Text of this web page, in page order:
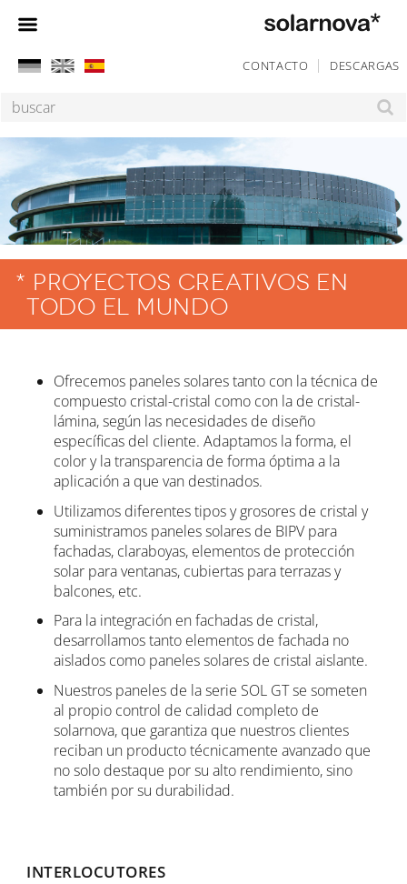
SALTAR
CONTACTO DESCARGAS
Suchbegriffe
PROYECTOS CREATIVOS EN
TODO EL MUNDO
Ofrecemos paneles solares tanto con la técnica de
compuesto cristal-cristal como con la de cristal-
lámina, según las necesidades de diseño
específicas del cliente. Adaptamos la forma, el
color y la transparencia de forma óptima a la
aplicación a que van destinados.
Utilizamos diferentes tipos y grosores de cristal y
suministramos paneles solares de BIPV para
fachadas, claraboyas, elementos de protección
solar para ventanas, cubiertas para terrazas y
balcones, etc.
Para la integración en fachadas de cristal,
desarrollamos tanto elementos de fachada no
aislados como paneles solares de cristal aislante.
Nuestros paneles de la serie SOL GT se someten
al propio control de calidad completo de
solarnova, que garantiza que nuestros clientes
reciban un producto técnicamente avanzado que
no solo destaque por su alto rendimiento, sino
también por su durabilidad.
INTERLOCUTORES